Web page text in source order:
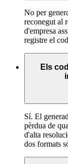
No per
reconegut al
d'empresa
registre el
Els
Sí. El
pèrdua de
d'alta
dos formats